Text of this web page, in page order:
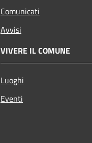
Comunicati
Avvisi
VIVERE IL COMUNE
Luoghi
Eventi